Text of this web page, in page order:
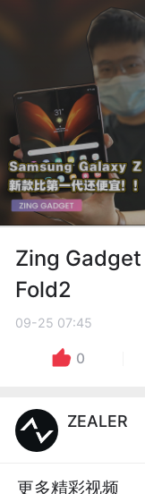
Zing Gadget | 快速上手全新 Galaxy Z
Fold2
09-25 07:45
0
ZEALER
更多精彩视频